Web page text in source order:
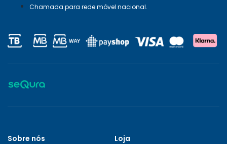
Chamada para rede móvel nacional.
Sobre nós
Loja